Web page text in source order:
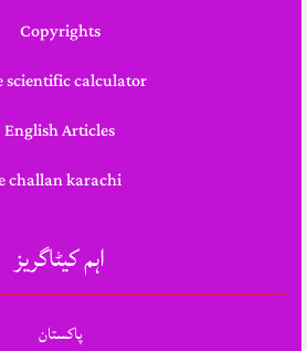
Copyrights
scientific calculator
English Articles
challan karachi
اہم کیٹاگریز
پاکستان